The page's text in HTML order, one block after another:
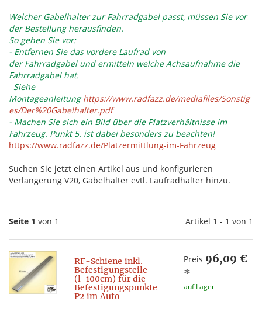
Welcher Gabelhalter zur Fahrradgabel passt, müssen Sie vor
der Bestellung herausfinden.
So gehen Sie vor:
- Entfernen Sie das vordere Laufrad von
der Fahrradgabel und ermitteln welche Achsaufnahme die
Fahrradgabel hat.
Siehe
Montageanleitung https://www.radfazz.de/mediafiles/Sonstig
es/Der%20Gabelhalter.pdf
- Machen Sie sich ein Bild über die Platzverhältnisse im
Fahrzeug. Punkt 5. ist dabei besonders zu beachten!
https://www.radfazz.de/Platzermittlung-im-Fahrzeug
Suchen Sie jetzt einen Artikel aus und konfigurieren
Verlängerung V20, Gabelhalter evtl. Laufradhalter hinzu.
Seite 1 von 1 Artikel 1 - 1 von 1
RF-Schiene inkl.
Befestigungsteile
(l=100cm) für die
Befestigungspunkte
P2 im Auto
Preis 96,09 €
*
auf Lager